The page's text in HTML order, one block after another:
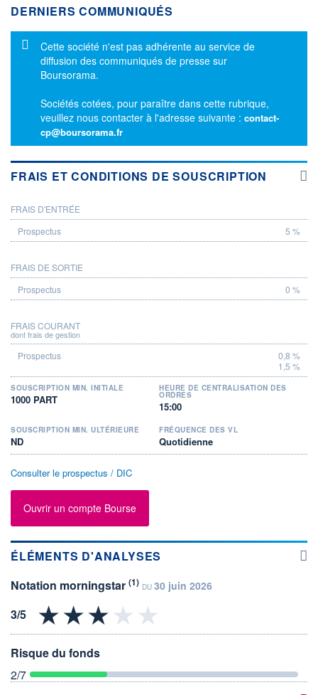
DERNIERS COMMUNIQUÉS
Message d'information
Cette société n'est pas adhérente au service de
diffusion des communiqués de presse sur
Boursorama.
Sociétés cotées, pour paraître dans cette rubrique,
veuillez nous contacter à l'adresse suivante : contact-
cp@boursorama.fr
FRAIS ET CONDITIONS DE SOUSCRIPTION
PROSPECTUS
FRAIS D'ENTRÉE
5 %
FRAIS DE SORTIE
0 %
FRAIS COURANT
dont frais de gestion
0,8 %
1,5 %
SOUSCRIPTION MIN. INITIALE
1000 PART
HEURE DE CENTRALISATION DES
ORDRES
15:00
SOUSCRIPTION MIN. ULTÉRIEURE
ND
FRÉQUENCE DES VL
Quotidienne
Consulter le prospectus / DIC
Ouvrir un compte Bourse
ÉLÉMENTS D'ANALYSES
Notation morningstar (1) DU 30 juin 2026
Risque du fonds
2/7